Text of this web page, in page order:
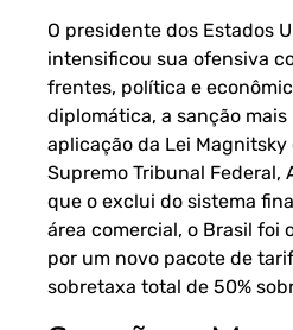
O presidente dos Estados
intensificou sua ofensiva
frentes, política e
diplomática, a sanção mais
aplicação da Lei
Supremo Tribunal Federal,
que o exclui do sistema
área comercial, o Brasil foi
por um novo pacote de
sobretaxa total de 50%